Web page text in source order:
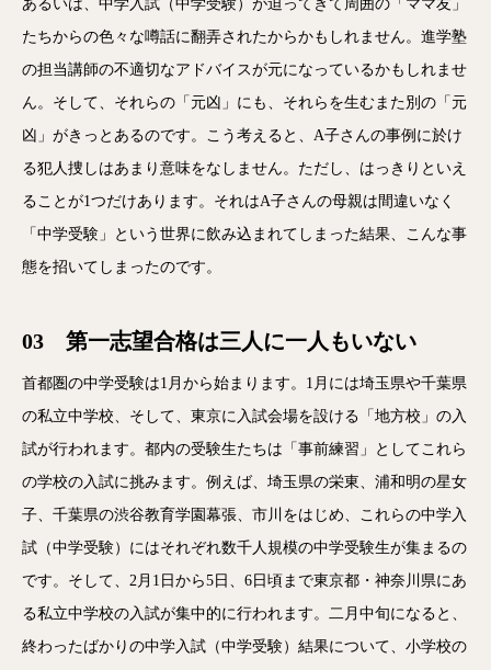
あるいは、中学入試（中学受験）が迫ってきて周囲の「ママ友」
たちからの色々な噂話に翻弄されたからかもしれません。進学塾
の担当講師の不適切なアドバイスが元になっているかもしれませ
ん。そして、それらの「元凶」にも、それらを生むまた別の「元
凶」がきっとあるのです。こう考えると、A子さんの事例に於け
る犯人捜しはあまり意味をなしません。ただし、はっきりといえ
ることが1つだけあります。それはA子さんの母親は間違いなく
「中学受験」という世界に飲み込まれてしまった結果、こんな事
態を招いてしまったのです。
03 第一志望合格は三人に一人もいない
首都圏の中学受験は1月から始まります。1月には埼玉県や千葉県
の私立中学校、そして、東京に入試会場を設ける「地方校」の入
試が行われます。都内の受験生たちは「事前練習」としてこれら
の学校の入試に挑みます。例えば、埼玉県の栄東、浦和明の星女
子、千葉県の渋谷教育学園幕張、市川をはじめ、これらの中学入
試（中学受験）にはそれぞれ数千人規模の中学受験生が集まるの
です。そして、2月1日から5日、6日頃まで東京都・神奈川県にあ
る私立中学校の入試が集中的に行われます。二月中旬になると、
終わったばかりの中学入試（中学受験）結果について、小学校の